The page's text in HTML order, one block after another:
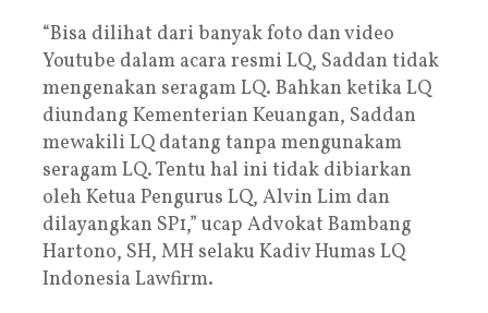
“Bisa dilihat dari banyak foto dan video
Youtube dalam acara resmi LQ, Saddan tidak
mengenakan seragam LQ. Bahkan ketika LQ
diundang Kementerian Keuangan, Saddan
mewakili LQ datang tanpa mengunakam
seragam LQ. Tentu hal ini tidak dibiarkan
oleh Ketua Pengurus LQ, Alvin Lim dan
dilayangkan SP1,” ucap Advokat Bambang
Hartono, SH, MH selaku Kadiv Humas LQ
Indonesia Lawfirm.